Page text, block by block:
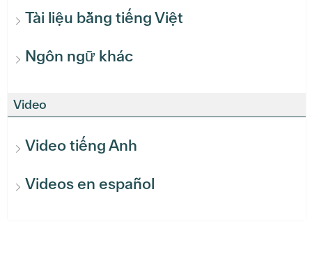
Tài liệu bằng tiếng Việt
Ngôn ngữ khác
Video
Video tiếng Anh
Videos en español